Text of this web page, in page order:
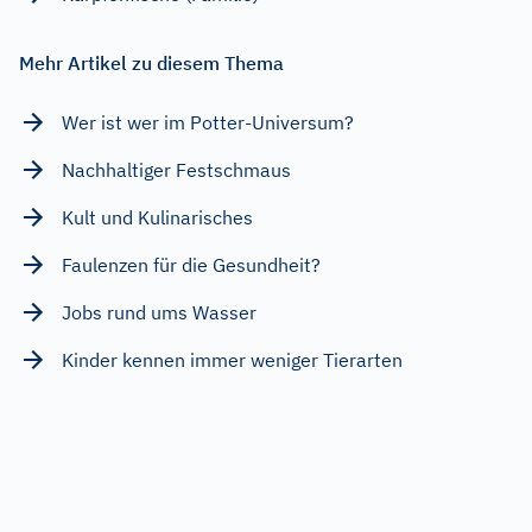
Mehr Artikel zu diesem Thema
Wer ist wer im Potter-Universum?
Nachhaltiger Festschmaus
Kult und Kulinarisches
Faulenzen für die Gesundheit?
Jobs rund ums Wasser
Kinder kennen immer weniger Tierarten